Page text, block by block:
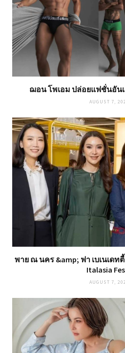
ฌอน โพเอม ปล่อยแฟชั่นอัน
AUGUST 7,
พาย ณ นคร &amp; ฟา เบเนเดท
Italasia
AUGUST 7,